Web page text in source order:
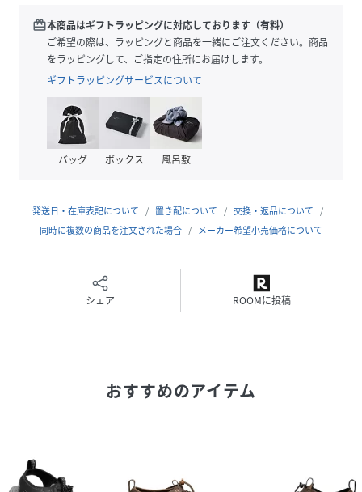
●FOOTBED:足裏の形状に合わせて立体成型された圧縮EVA
フットベッド、履き心地を向上させるマイクロスエードをト
ップシートに使用
●脱ぎ履きが容易でコンフォートなフィット感、KEENなら
ではのバンジーシューレース
●動いても動いても快適な速乾性ライニング
●成型ラバーガードを使用した《KEEN.PROTECT》が確か
なトウ・プロテクションを実現
●0.5cm刻みのサイズ展開により、KEENならではの快適な
水洗いは避けていただき、水で濡らして絞ったタオルで全体
長持ちします。購入後サンダルを履く前に防水スプレーをす
ると、革が水や汚れに強くなるのでおすすめです。
redeem本商品はギフトラッピングに対応しております（有料）
ご希望の際は、ラッピングと商品を一緒にご注文ください。商品
をラッピングして、ご指定の住所にお届けします。
ギフトラッピングサービスについて
バッグ ボックス 風呂敷
発送日・在庫表記について 置き配について
交換・返品について
同時に複数の商品を注文された場合
メーカー希望小売価格について
シェア ROOMに投稿
おすすめのアイテム